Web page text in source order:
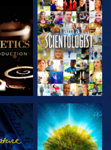
TITTA
UTFORSKA
SERIEN